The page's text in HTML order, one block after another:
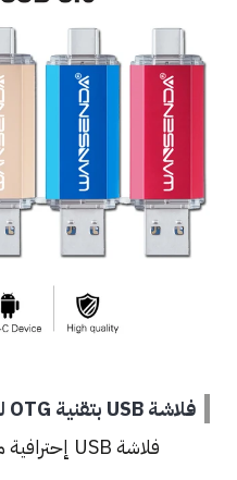
فلاشة USB بتقنية OTG لشركة WANSENDA